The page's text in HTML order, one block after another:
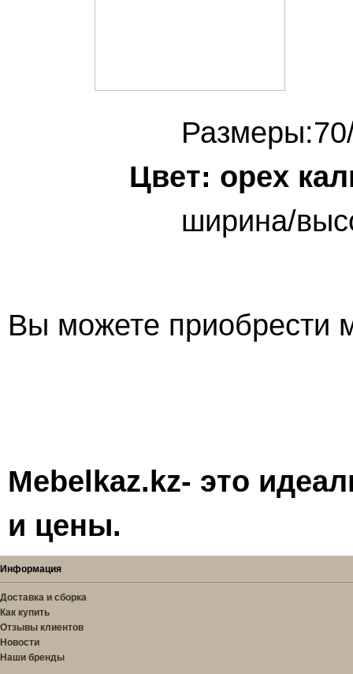
Цвет: орех
ширина/
Вы можете приобрести
Mebelkaz.kz- это
и цены.
Информация
Доставка и сборка
Как купить
Отзывы клиентов
Новости
Наши бренды